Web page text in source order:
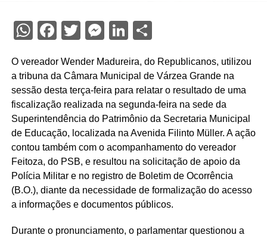
WhatsApp
Facebook
TwitterMessenger
LinkedIn
O vereador Wender Madureira, do Republicanos, utilizou
a tribuna da Câmara Municipal de Várzea Grande na
sessão desta terça-feira para relatar o resultado de uma
fiscalização realizada na segunda-feira na sede da
Superintendência do Patrimônio da Secretaria Municipal
de Educação, localizada na Avenida Filinto Müller. A ação
contou também com o acompanhamento do vereador
Feitoza, do PSB, e resultou na solicitação de apoio da
Polícia Militar e no registro de Boletim de Ocorrência
(B.O.), diante da necessidade de formalização do acesso
a informações e documentos públicos.
Durante o pronunciamento, o parlamentar questionou a